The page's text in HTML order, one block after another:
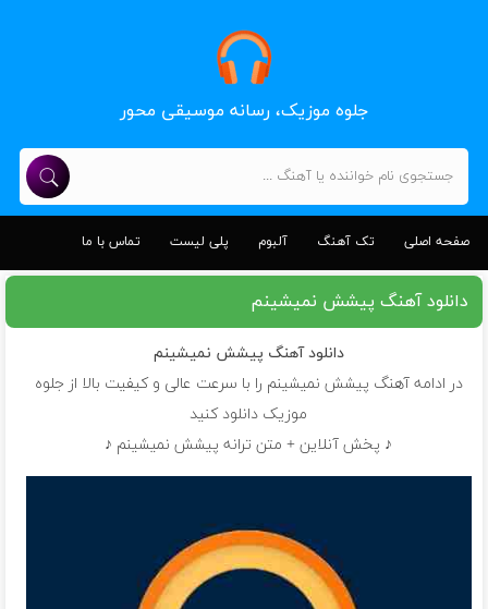
جلوه موزیک، رسانه موسیقی محور
صفحه اصلی تک آهنگ آلبوم پلی لیست تماس با ما
دانلود آهنگ پیشش نمیشینم
دانلود آهنگ پیشش نمیشینم
در ادامه آهنگ پیشش نمیشینم را با سرعت عالی و کیفیت بالا از جلوه
موزیک دانلود کنید
♪ پخش آنلاین + متن ترانه پیشش نمیشینم ♪